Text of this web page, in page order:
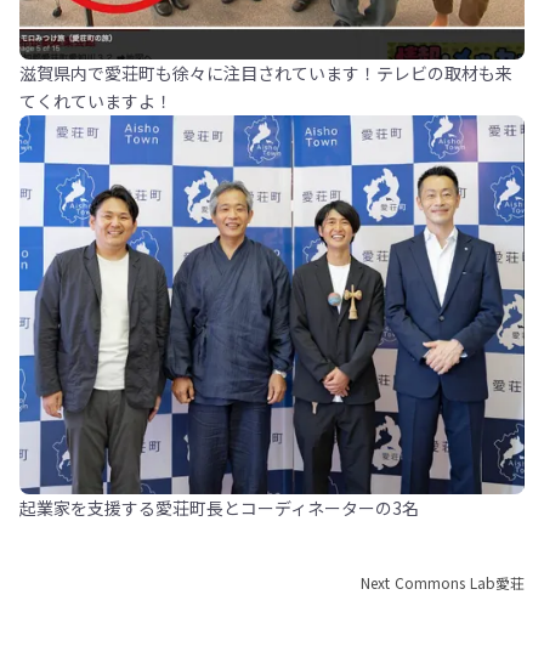
滋賀県内で愛荘町も徐々に注目されています！テレビの取材も来
てくれていますよ！
起業家を支援する愛荘町長とコーディネーターの3名
Next Commons Lab愛荘